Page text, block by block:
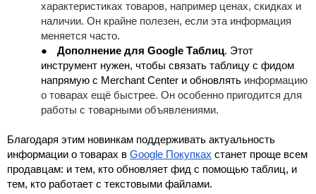
характеристиках товаров, например ценах, скидках и
наличии. Он крайне полезен, если эта информация
меняется часто.
●
Дополнение для Google Таблиц. Этот
инструмент нужен, чтобы связать таблицу с фидом
напрямую с Merchant Center и обновлять информацию
о товарах ещё быстрее. Он особенно пригодится для
работы с товарными объявлениями.
Благодаря этим новинкам поддерживать актуальность
информации о товарах в Google Покупках станет проще всем
продавцам: и тем, кто обновляет фид с помощью таблиц, и
тем, кто работает с текстовыми файлами.